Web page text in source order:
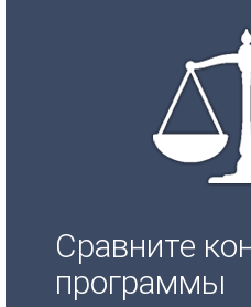
Сравните
программы